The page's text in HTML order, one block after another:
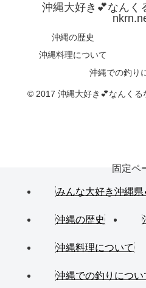
沖縄大好き💕なんく
沖縄の歴史
沖縄料理について
沖縄での釣り
© 2017 沖縄大好き💕なんくる
固定ペ
みんな大好き沖縄県
沖縄の歴史
沖縄料理について
沖縄での釣りについ